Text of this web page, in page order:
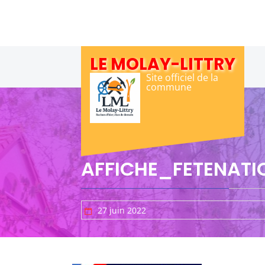
LE MOLAY-LITTRY
Site officiel de la
commune
27 juin 2022